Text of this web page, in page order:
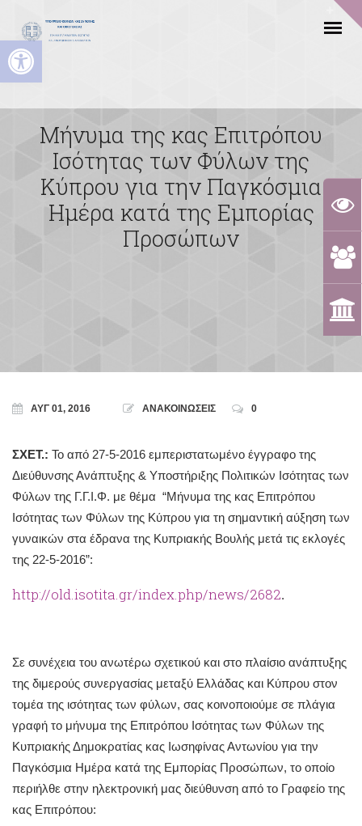
Ανοίξτε τη γραμμή εργαλείων
Μήνυμα της κας Επιτρόπου
Ισότητας των Φύλων της
Κύπρου για την Παγκόσμια
Ημέρα κατά της Εμπορίας
Προσώπων
ΑΥΓ 01, 2016 ΑΝΑΚΟΙΝΩΣΕΙΣ 0
ΣΧΕΤ.: Το από 27-5-2016 εμπεριστατωμένο έγγραφο της
Διεύθυνσης Ανάπτυξης & Υποστήριξης Πολιτικών Ισότητας των
Φύλων της Γ.Γ.Ι.Φ. με θέμα “Μήνυμα της κας Επιτρόπου
Ισότητας των Φύλων της Κύπρου για τη σημαντική αύξηση των
γυναικών στα έδρανα της Κυπριακής Βουλής μετά τις εκλογές
της 22-5-2016”:
http://old.isotita.gr/index.php/news/2682.
Σε συνέχεια του ανωτέρω σχετικού και στο πλαίσιο ανάπτυξης
της διμερούς συνεργασίας μεταξύ Ελλάδας και Κύπρου στον
τομέα της ισότητας των φύλων, σας κοινοποιούμε σε πλάγια
γραφή το μήνυμα της Επιτρόπου Ισότητας των Φύλων της
Κυπριακής Δημοκρατίας κας Ιωσηφίνας Αντωνίου για την
Παγκόσμια Ημέρα κατά της Εμπορίας Προσώπων, το οποίο
περιήλθε στην ηλεκτρονική μας διεύθυνση από το Γραφείο της
κας Επιτρόπου: